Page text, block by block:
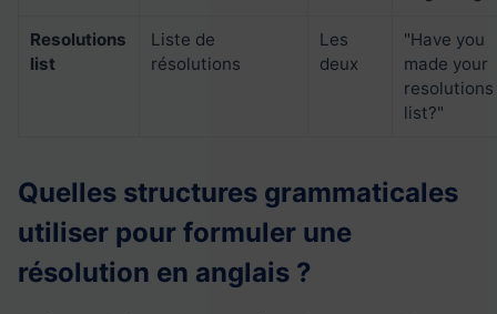
Resolutions
list
Liste de
résolutions
Les
deux
"Have you
made your
resolutions
list?"
Quelles structures grammaticales
utiliser pour formuler une
résolution en anglais ?